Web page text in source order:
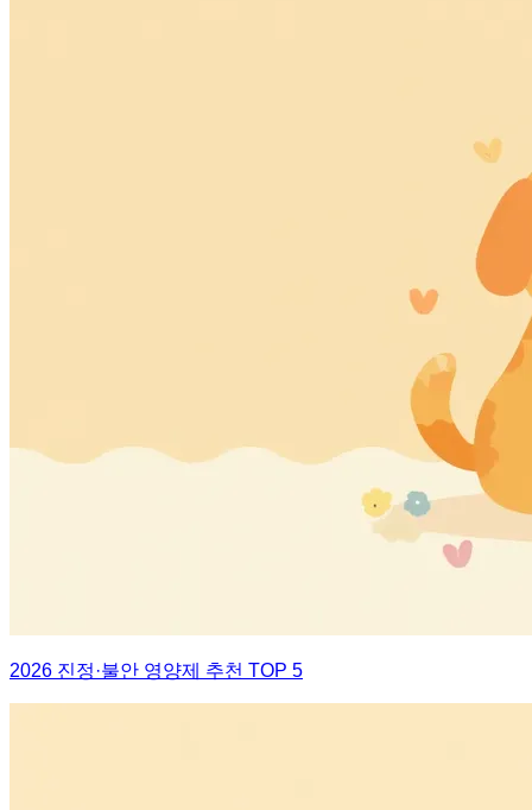
2026 진정·불안 영양제 추천 TOP 5